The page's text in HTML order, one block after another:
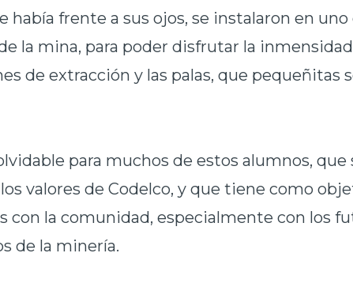
había frente a sus ojos, se instalaron en uno
la mina, para poder disfrutar la
de extracción y las palas, que pequeñitas
para muchos de estos alumnos, que
valores de Codelco, y que tiene como
con la comunidad, especialmente con los
de la minería.